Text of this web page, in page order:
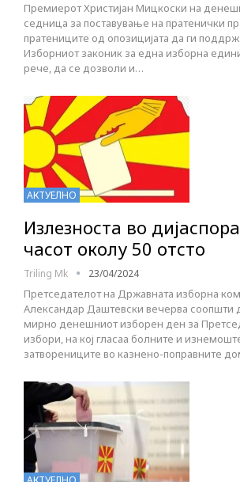
Премиерот Христијан Мицкоски на
седница за поставување на пратенички
пратениците од опозицијата да ги
Изборниот законик за една изборна
рече, да се дозволи и…
АКТУЕЛНО
Излезноста во
часот околу 50 отсто
Triling Mk 23/04/2024
Претседателот на Државната изборна
Александар Даштевски вечерва соопшти
мирно денешниот изборен ден за
избори, на кој гласаа болните и
затворениците во казнено-поправните